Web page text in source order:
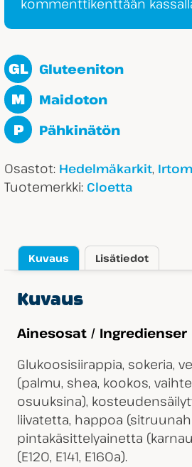
kommenttikenttään
GL Gluteeniton
M Maidoton
P Pähkinätön
Osastot: Hedelmäkarkit,
Tuotemerkki: Cloetta
Kuvaus Lisätiedot
Kuvaus
Ainesosat / Ingredienser
Glukoosisiirappia, sokeria,
(palmu, shea, kookos,
osuuksina),
liivatetta, happoa
pintakäsittelyainetta
(E120, E141, E160a).